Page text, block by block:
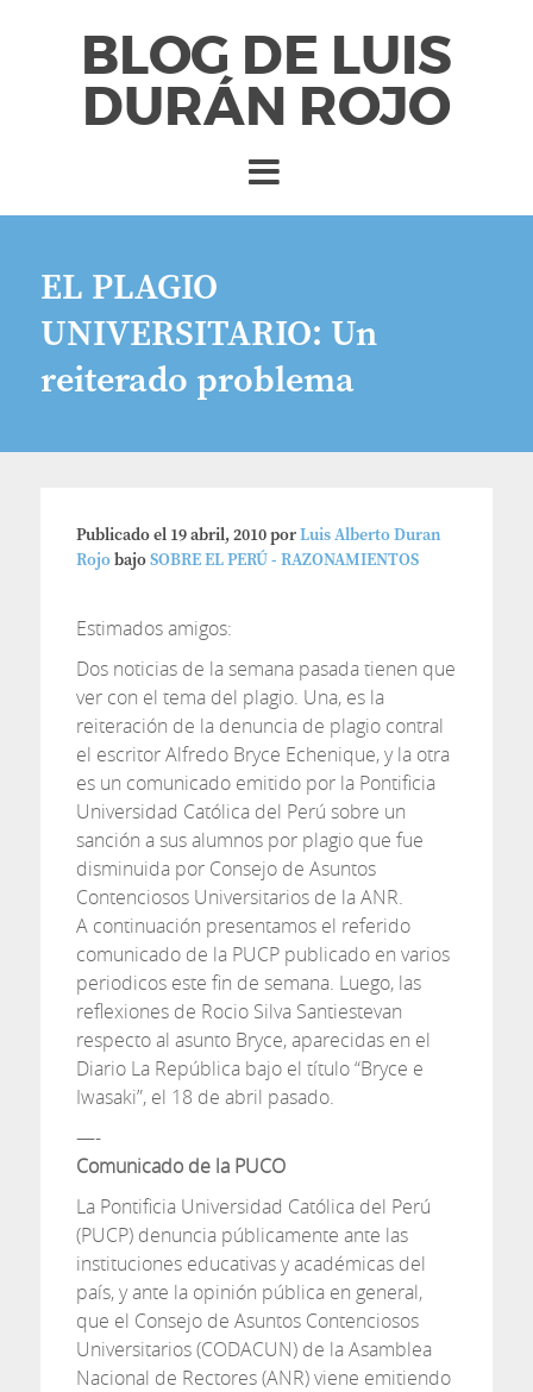
BLOG DE LUIS
DURÁN ROJO
EL PLAGIO
UNIVERSITARIO: Un
reiterado problema
Publicado el 19 abril, 2010porLuis Alberto Duran
RojobajoSOBRE EL PERÚ - RAZONAMIENTOS
Estimados amigos:
Dos noticias de la semana pasada tienen que
ver con el tema del plagio. Una, es la
reiteración de la denuncia de plagio contral
el escritor Alfredo Bryce Echenique, y la otra
es un comunicado emitido por la Pontificia
Universidad Católica del Perú sobre un
sanción a sus alumnos por plagio que fue
disminuida por Consejo de Asuntos
Contenciosos Universitarios de la ANR.
A continuación presentamos el referido
comunicado de la PUCP publicado en varios
periodicos este fin de semana. Luego, las
reflexiones de Rocio Silva Santiestevan
respecto al asunto Bryce, aparecidas en el
Diario La República bajo el título “Bryce e
Iwasaki”, el 18 de abril pasado.
—-
Comunicado de la PUCO
La Pontificia Universidad Católica del Perú
(PUCP) denuncia públicamente ante las
instituciones educativas y académicas del
país, y ante la opinión pública en general,
que el Consejo de Asuntos Contenciosos
Universitarios (CODACUN) de la Asamblea
Nacional de Rectores (ANR) viene emitiendo